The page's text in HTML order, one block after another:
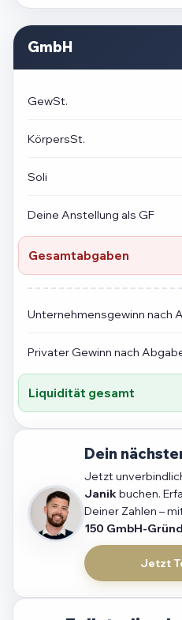
GmbH
GewSt.
KörpersSt.
Soli
Deine Anstellung als GF
Gesamtabgaben
Unternehmensgewinn nach
Privater Gewinn nach
Liquidität gesamt
Dein
Jetzt
Janikbuchen.
Deiner Zahlen –
150 GmbH-
Jetzt